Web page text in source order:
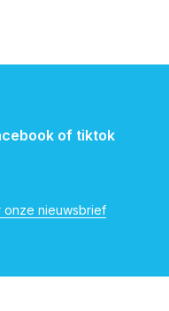
of tiktok
onze nieuwsbrief